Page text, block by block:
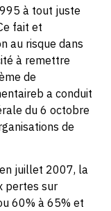
à tout juste
fait et
au risque dans
à remettre
de
a conduit
du 6 octobre
de
juillet 2007, la
pertes sur
60% à 65% et